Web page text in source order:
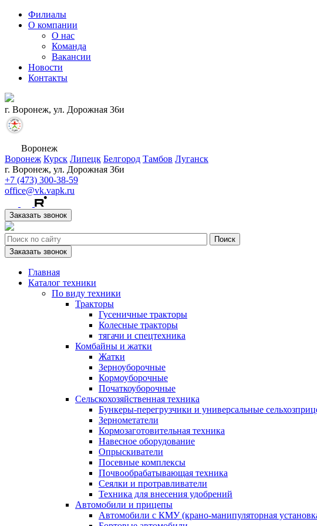
Филиалы
О компании
О нас
Команда
Вакансии
Новости
Контакты
г. Воронеж, ул. Дорожная 36и
Воронеж
Воронеж Курск Липецк Белгород Тамбов Луганск
г. Воронеж, ул. Дорожная 36и
+7 (473) 300-38-59
office@vk.vapk.ru
Заказать звонок
Заказать звонок
Главная
Каталог техники
По виду техники
Тракторы
Гусеничные тракторы
Колесные тракторы
тягачи и спецтехника
Комбайны и жатки
Жатки
Зерноуборочные
Кормоуборочные
Початкоуборочные
Сельскохозяйственная техника
Бункеры-перегрузчики и универсальные
Зернометатели
Кормозаготовительная техника
Навесное оборудование
Опрыскиватели
Посевные комплексы
Почвообрабатывающая техника
Сеялки и протравливатели
Техника для внесения удобрений
Автомобили и прицепы
Автомобили с КМУ (крано-манипуляторная